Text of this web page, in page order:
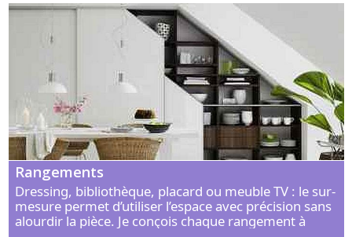
Rangements
Dressing, bibliothèque, placard ou meuble TV : le sur-
mesure permet d’utiliser l’espace avec précision sans
alourdir la pièce. Je conçois chaque rangement à